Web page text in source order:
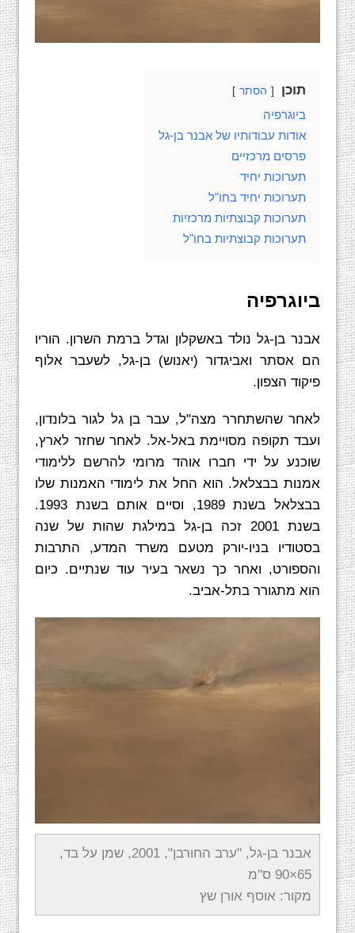
תוכן הסתר
ביוגרפיה
אודות עבודותיו של אבנר בן-גל
פרסים מרכזיים
תערוכות יחיד
תערוכות יחיד בחו"ל
תערוכות קבוצתיות מרכזיות
תערוכות קבוצתיות בחו"ל
ביוגרפיה
אבנר בן-גל נולד באשקלון וגדל ברמת השרון. הוריו
הם אסתר ואביגדור (יאנוש) בן-גל, לשעבר אלוף
פיקוד הצפון.
לאחר שהשתחרר מצה"ל, עבר בן גל לגור בלונדון,
ועבד תקופה מסויימת באל-אל. לאחר שחזר לארץ,
שוכנע על ידי חברו אוהד מרומי להרשם ללימודי
אמנות בבצלאל. הוא החל את לימודי האמנות שלו
בבצלאל בשנת 1989, וסיים אותם בשנת 1993.
בשנת 2001 זכה בן-גל במילגת שהות של שנה
בסטודיו בניו-יורק מטעם משרד המדע, התרבות
והספורט, ואחר כך נשאר בעיר עוד שנתיים. כיום
הוא מתגורר בתל-אביב.
אבנר בן-גל, "ערב החורבן", 2001, שמן על בד,
65×90 ס"מ
מקור: אוסף אורן שץ